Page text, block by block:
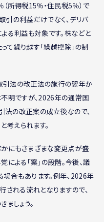
所得税15％・住民税5％）で
引の利益だけでなく、デリバ
る利益も対象です。株などと
繰り越す「繰越控除」の制
法の改正法の施行の翌年か
不明ですが、2026年の通常国
の改正案の成立後なので、
考えられます。
にもさまざまな変更点が盛
による「案」の段階。今後、議
合もあります。例年、2026年
れる流れとなりますので、
ましょう。